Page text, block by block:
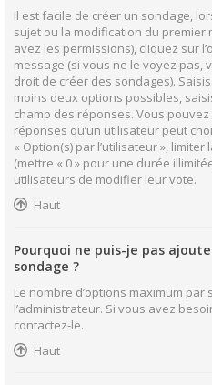
Il est facile de créer un sondage,
sujet ou la modification du premier
avez les permissions), cliquez sur
message (si vous ne le voyez pas,
droit de créer des sondages).
moins deux options possibles,
champ des réponses. Vous
réponses qu’un utilisateur peut
« Option(s) par l’utilisateur »,
(mettre « 0 » pour une durée
utilisateurs de modifier leur vote.
Haut
Pourquoi ne puis-je pas
sondage ?
Le nombre d’options maximum
l’administrateur. Si vous avez
contactez-le.
Haut